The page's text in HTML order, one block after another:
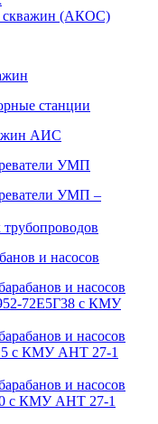
скважин (АКОС)
станции
АИС
УМП
УМП –
и насосов
и насосов
72Е5Г38 с КМУ
и насосов
с КМУ АНТ 27-1
и насосов
с КМУ АНТ 27-1